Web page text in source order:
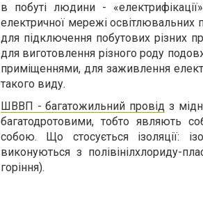
в побуті людини -
електричної мережі освітлювальних
для підключення побутових різних
для виготовлення різного роду
приміщеннями, для заживлення
такого виду.
ШВВП - багатожильний провід з
багатодротовими, тобто являють
собою. Що стосується ізоляції:
виконуються з полівінілхлориду-
горіння).